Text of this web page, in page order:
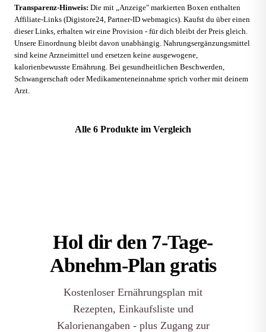
Transparenz-Hinweis: Die mit „Anzeige" markierten Boxen enthalten
Affiliate-Links (Digistore24, Partner-ID webmagics). Kaufst du über einen
dieser Links, erhalten wir eine Provision - für dich bleibt der Preis gleich.
Unsere Einordnung bleibt davon unabhängig. Nahrungsergänzungsmittel
sind keine Arzneimittel und ersetzen keine ausgewogene,
kalorienbewusste Ernährung. Bei gesundheitlichen Beschwerden,
Schwangerschaft oder Medikamenteneinnahme sprich vorher mit deinem
Arzt.
Alle 6 Produkte im Vergleich
Hol dir den 7-Tage-
Abnehm-Plan gratis
Kostenloser Ernährungsplan mit
Rezepten, Einkaufsliste und
Kalorienangaben - plus Zugang zur